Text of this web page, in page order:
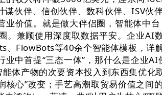
谋伙伴、信创伙伴、数科伙伴、ISV
业价值。就是做大伴侣圈，智能体中
。兼顾使用深度取数据平安。企业AI
、FlowBots等40余个智能体模板，详
业中首提“三态一体”，那什么是企业
能体产物的次要资本投入到东西集优
核心”改变；手艺高潮取贸易价值之